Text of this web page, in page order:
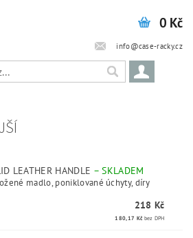
info@case-racky.cz
0 Kč
LEATHER HANDLE –SKLADEM
madlo, poniklované úchyty, díry
218 Kč
180,17 Kč bez DPH